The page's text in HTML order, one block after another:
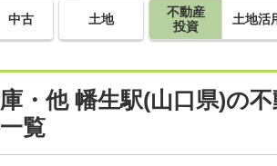
中古 土地
不動産
投資
土地活
・他 幡生駅(山口県)の
覧